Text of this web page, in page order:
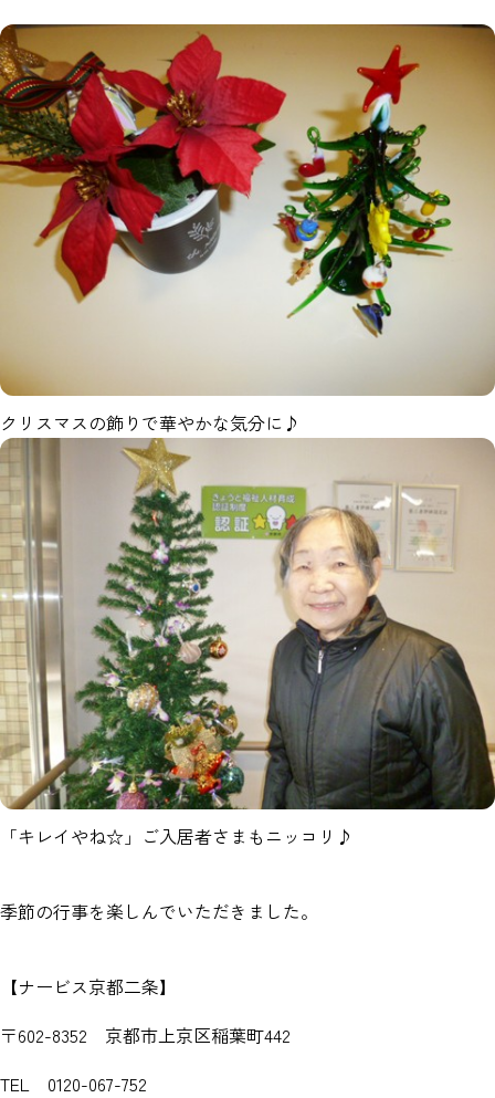
クリスマスの飾りで華やかな気分に♪
「キレイやね☆」ご入居者さまもニッコリ♪
季節の行事を楽しんでいただきました。
【ナービス京都二条】
〒602-8352 京都市上京区稲葉町442
TEL 0120-067-752